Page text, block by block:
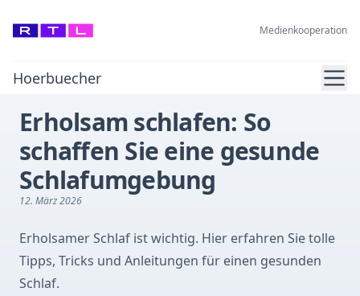
Medienkooperation
Hoerbuecher
Erholsam schlafen: So
schaffen Sie eine gesunde
Schlafumgebung
12. März 2026
Erholsamer Schlaf ist wichtig. Hier erfahren Sie tolle
Tipps, Tricks und Anleitungen für einen gesunden
Schlaf.